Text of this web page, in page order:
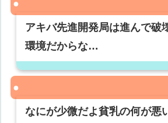
アキバ先進開発局は進んで破
環境だからな…
なにが少微だよ貧乳の何が悪